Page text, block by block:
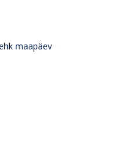
maapäev